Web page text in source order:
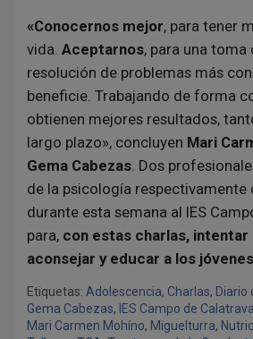
«Conocernos mejor, para tener
vida. Aceptarnos, para una
resolución de problemas más
beneficie. Trabajando de forma
obtienen mejores resultados,
largo plazo», concluyen Mari
Gema Cabezas. Dos
de la psicología respectivamente
durante esta semana al IES
para, con estas charlas, intentar
aconsejar y educar a los
Etiquetas: Adolescencia, Charlas, Diario
Gema Cabezas, IES Campo de Calatrava
Mari Carmen Mohíno, Miguelturra,